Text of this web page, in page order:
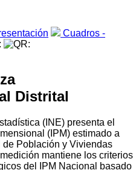
Cuadros -
Distrital
(INE) presenta el
(IPM) estimado a
Población y Viviendas
mantiene los criterios
del IPM Nacional basado